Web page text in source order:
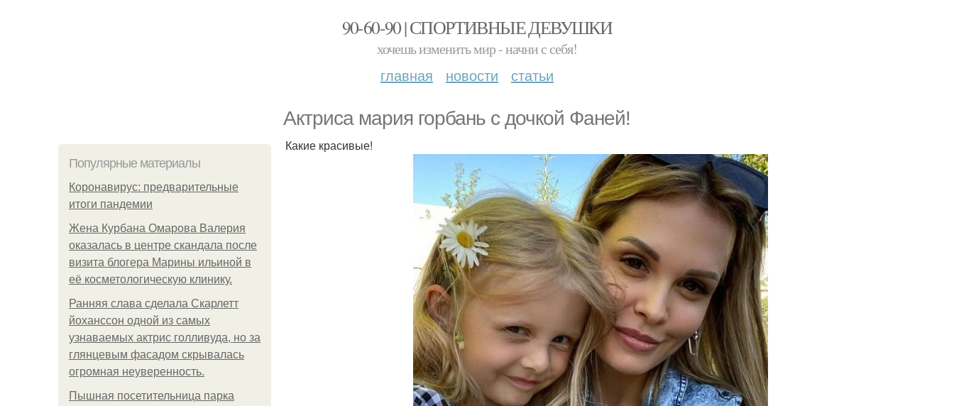
90-60-90 | СПОРТИВНЫЕ ДЕВУШКИ
хочешь изменить мир - начни с себя!
главная новости статьи
Актриса мария горбань с дочкой Фаней!
Популярные материалы
Коронавирус: предварительные
итоги пандемии
Жена Курбана Омарова Валерия
оказалась в центре скандала после
визита блогера Марины ильиной в
её косметологическую клинику.
Ранняя слава сделала Скарлетт
йоханссон одной из самых
узнаваемых актрис голливуда, но за
глянцевым фасадом скрывалась
огромная неуверенность.
Пышная посетительница парка
Какие красивые!